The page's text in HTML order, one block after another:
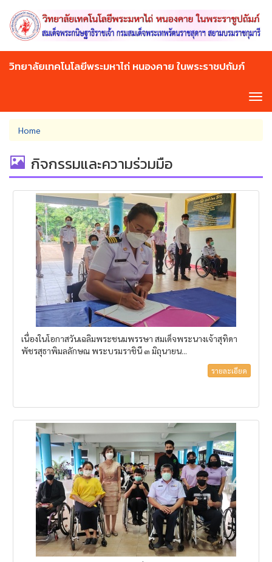
main
content
วิทยาลัยเทคโนโลยีพระมหาไถ่ หนองคาย ในพระราชปถัมภ์
You
are
here
Home
กิจกรรมและความร่วมมือ
เนื่องในโอกาสวันเฉลิมพระชนมพรรษา สมเด็จพระนางเจ้าสุทิดา
พัชรสุธาพิมลลักษณ พระบรมราชินี ๓ มิถุนายน...
รายละเอียด